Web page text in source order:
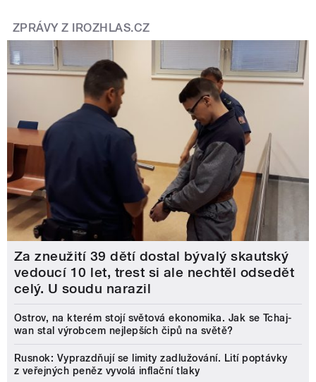
ZPRÁVY Z IROZHLAS.CZ
Za zneužití 39 dětí dostal bývalý skautský
vedoucí 10 let, trest si ale nechtěl odsedět
celý. U soudu narazil
Ostrov, na kterém stojí světová ekonomika. Jak se Tchaj-
wan stal výrobcem nejlepších čipů na světě?
Rusnok: Vyprazdňují se limity zadlužování. Lití poptávky
z veřejných peněz vyvolá inflační tlaky